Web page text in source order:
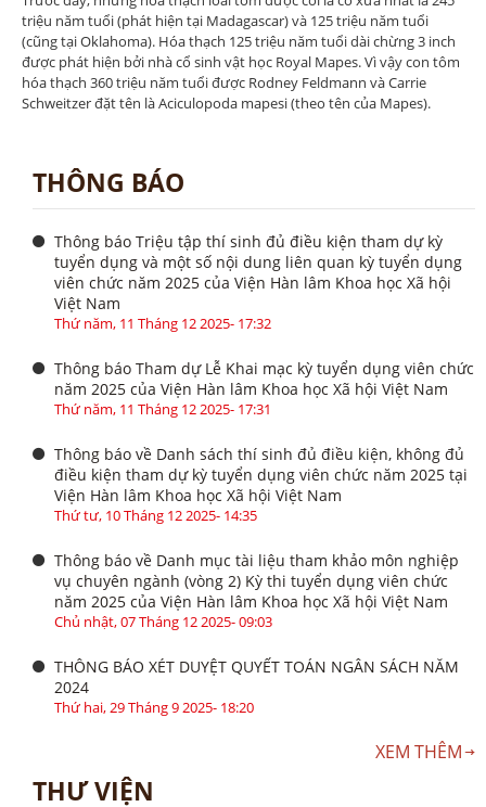
triệu năm tuổi (phát hiện tại Madagascar) và 125 triệu năm tuổi
(cũng tại Oklahoma). Hóa thạch 125 triệu năm tuổi dài chừng 3 inch
được phát hiện bởi nhà cổ sinh vật học Royal Mapes. Vì vậy con tôm
hóa thạch 360 triệu năm tuổi được Rodney Feldmann và Carrie
Schweitzer đặt tên là Aciculopoda mapesi (theo tên của Mapes).
THÔNG BÁO
Thông báo Triệu tập thí sinh đủ điều kiện tham dự kỳ
tuyển dụng và một số nội dung liên quan kỳ tuyển dụng
viên chức năm 2025 của Viện Hàn lâm Khoa học Xã hội
Việt Nam
Thứ năm, 11 Tháng 12 2025- 17:32
Thông báo Tham dự Lễ Khai mạc kỳ tuyển dụng viên chức
năm 2025 của Viện Hàn lâm Khoa học Xã hội Việt Nam
Thứ năm, 11 Tháng 12 2025- 17:31
Thông báo về Danh sách thí sinh đủ điều kiện, không đủ
điều kiện tham dự kỳ tuyển dụng viên chức năm 2025 tại
Viện Hàn lâm Khoa học Xã hội Việt Nam
Thứ tư, 10 Tháng 12 2025- 14:35
Thông báo về Danh mục tài liệu tham khảo môn nghiệp
vụ chuyên ngành (vòng 2) Kỳ thi tuyển dụng viên chức
năm 2025 của Viện Hàn lâm Khoa học Xã hội Việt Nam
Chủ nhật, 07 Tháng 12 2025- 09:03
THÔNG BÁO XÉT DUYỆT QUYẾT TOÁN NGÂN SÁCH NĂM
2024
Thứ hai, 29 Tháng 9 2025- 18:20
XEM THÊM
THƯ VIỆN